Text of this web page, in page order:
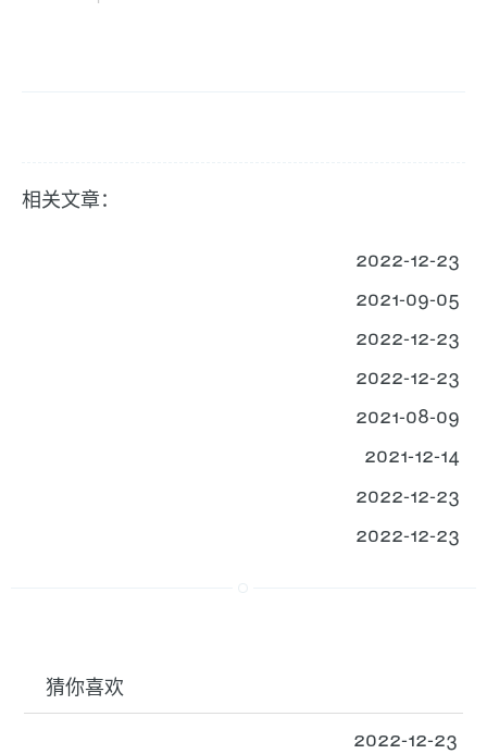
相关文章：
2022-12-23
2021-09-05
2022-12-23
2022-12-23
2021-08-09
2021-12-14
2022-12-23
2022-12-23
猜你喜欢
2022-12-23